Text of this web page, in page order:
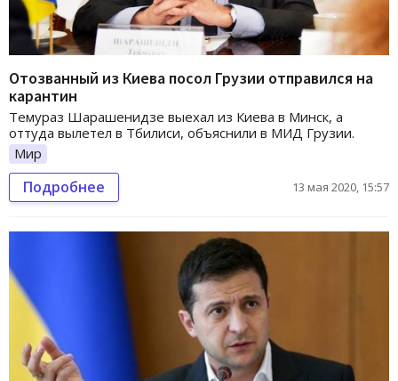
Отозванный из Киева посол Грузии отправился на
карантин
Темураз Шарашенидзе выехал из Киева в Минск, а
оттуда вылетел в Тбилиси, объяснили в МИД Грузии.
Мир
Подробнее 13 мая 2020, 15:57